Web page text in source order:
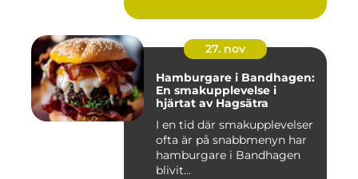
27. nov
Hamburgare i Bandhagen:
En smakupplevelse i
hjärtat av Hagsätra
I en tid där smakupplevelser
ofta är på snabbmenyn har
hamburgare i Bandhagen
blivit...